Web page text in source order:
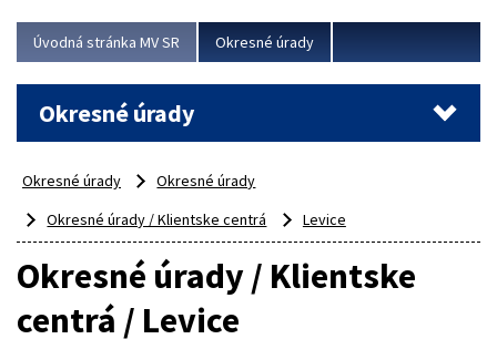
Viac
Úvodná stránka MV SR Okresné úrady
Okresné úrady
Okresné úrady
Okresné úrady
Okresné úrady / Klientske centrá
Levice
Okresné úrady / Klientske
centrá / Levice